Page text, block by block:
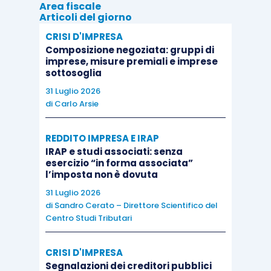
Sul tema, alcuni anni dopo, è intervenuta anche
l’Agenzia delle entrate con la
39/2022,la quale, pur confermando che il
dettato letteraledella citata disposizione
normativa,non attribuisce rilievo ai
trasferimenti indiretti
dellosvolgimento di una determinata attività
possanocompensare redditi che derivano da
un’attività profittevole, diversa
quando si verifichi nel “periodo sospetto” un
cambiamento della compagine sociale
Nell’ambito di tale risposta, l’Amministrazione
finanziaria conferma, quindi, che
Area fiscale
Articoli del giorno
CRISI D'IMPRESA
Composizione negoziata: gruppi di
imprese, misure premiali e imprese
sottosoglia
31 Luglio 2026
di Carlo Arsie
REDDITO IMPRESA E IRAP
IRAP e studi associati: senza
esercizio “in forma associata”
l’imposta non è dovuta
31 Luglio 2026
di Sandro Cerato – Direttore Scientifico del
Centro Studi Tributari
CRISI D'IMPRESA
Segnalazioni dei creditori pubblici